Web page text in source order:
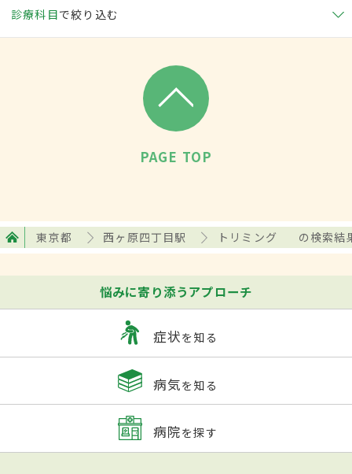
診療科目で絞り込む
PAGE TOP
東京都 西ヶ原四丁目駅 トリミング の検索結
悩みに寄り添うアプローチ
症状を知る
病気を知る
病院を探す